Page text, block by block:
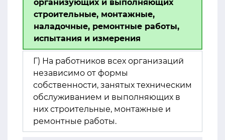
организующих и выполняющих
строительные, монтажные,
наладочные, ремонтные работы,
испытания и измерения
Г) На работников всех организаций
независимо от формы
собственности, занятых техническим
обслуживанием и выполняющих в
них строительные, монтажные и
ремонтные работы.